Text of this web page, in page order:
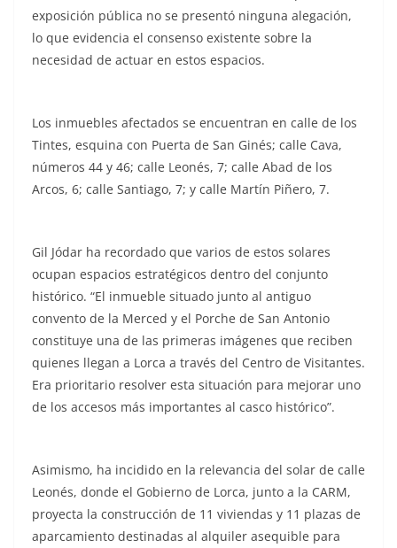
exposición pública no se presentó ninguna alegación,
lo que evidencia el consenso existente sobre la
necesidad de actuar en estos espacios.
Los inmuebles afectados se encuentran en calle de los
Tintes, esquina con Puerta de San Ginés; calle Cava,
números 44 y 46; calle Leonés, 7; calle Abad de los
Arcos, 6; calle Santiago, 7; y calle Martín Piñero, 7.
Gil Jódar ha recordado que varios de estos solares
ocupan espacios estratégicos dentro del conjunto
histórico. “El inmueble situado junto al antiguo
convento de la Merced y el Porche de San Antonio
constituye una de las primeras imágenes que reciben
quienes llegan a Lorca a través del Centro de Visitantes.
Era prioritario resolver esta situación para mejorar uno
de los accesos más importantes al casco histórico”.
Asimismo, ha incidido en la relevancia del solar de calle
Leonés, donde el Gobierno de Lorca, junto a la CARM,
proyecta la construcción de 11 viviendas y 11 plazas de
aparcamiento destinadas al alquiler asequible para